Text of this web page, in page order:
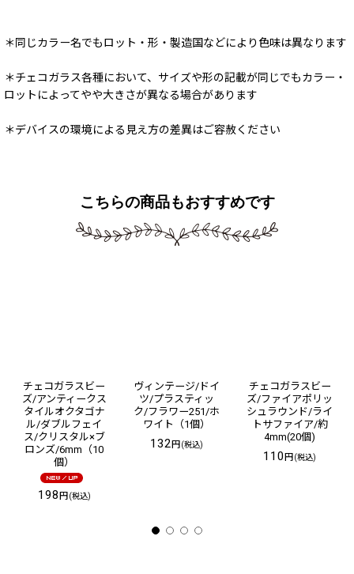
＊同じカラー名でもロット・形・製造国などにより色味は異なります
＊チェコガラス各種において、サイズや形の記載が同じでもカラー・
ロットによってやや大きさが異なる場合があります
＊デバイスの環境による見え方の差異はご容赦ください
こちらの商品もおすすめです
チェコガラスビー
ズ/アンティークス
タイルオクタゴナ
ル/ダブルフェイ
ス/クリスタル×ブ
ロンズ/6mm（10
個）
198 円 (税込)
ヴィンテージ/ドイ
ツ/プラスティッ
ク/フラワー251/ホ
ワイト（1個）
132円 (税込)
チェコガラスビー
ズ/ファイアポリッ
シュラウンド/ライ
トサファイア/約
4mm(20個)
110円 (税込)